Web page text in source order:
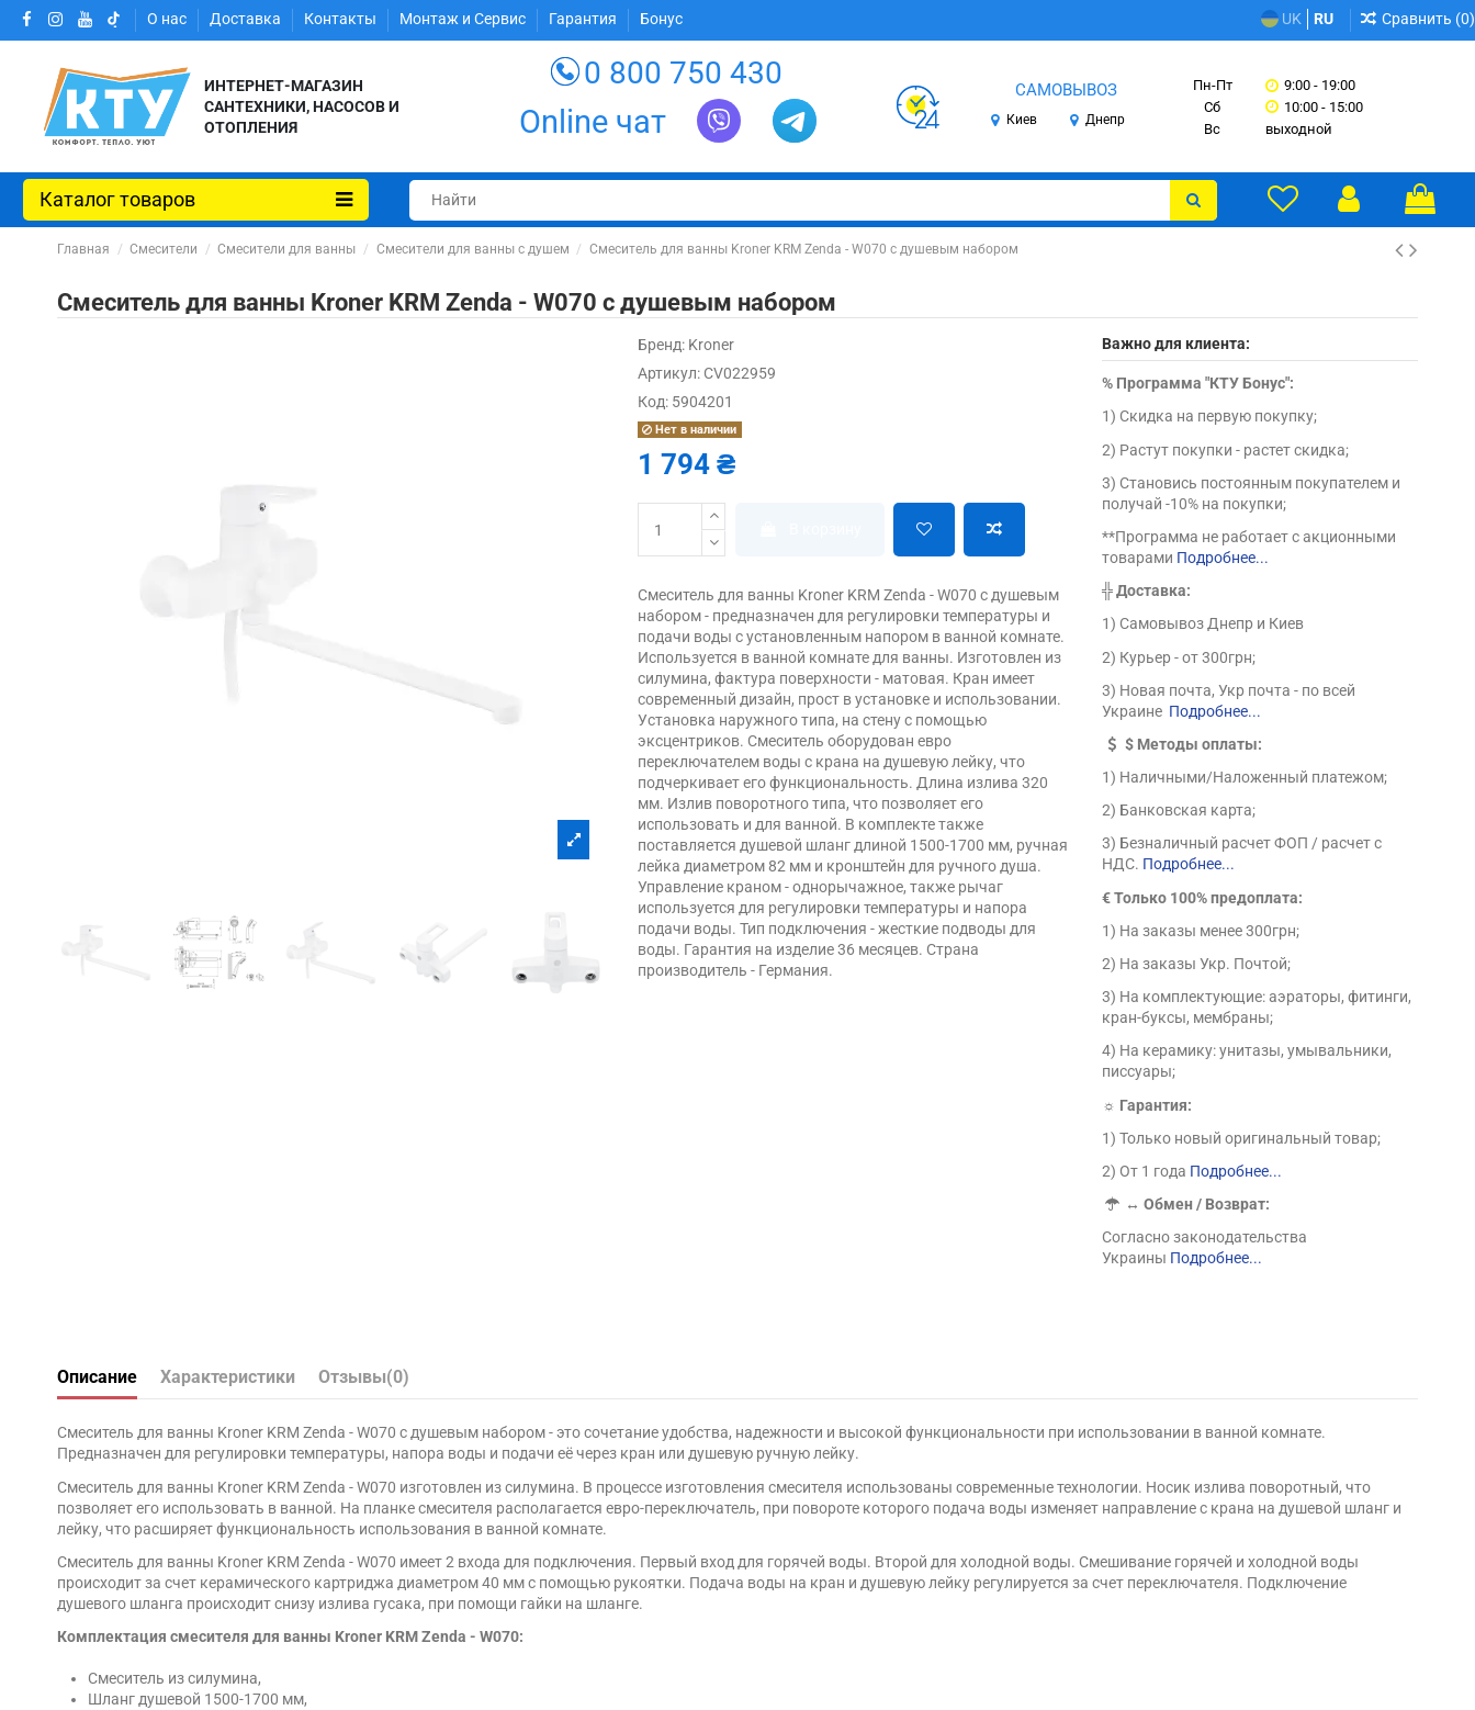
О нас Доставка Контакты Монтаж и Сервис Гарантия Бонус UK RU Сравнить (0)
ИНТЕРНЕТ-МАГАЗИН
САНТЕХНИКИ, НАСОСОВ И
ОТОПЛЕНИЯ
0 800 750 430
Online чат
САМОВЫВОЗ
Киев Днепр
Пн-Пт
Сб
Вс
9:00 - 19:00
10:00 - 15:00
выходной
Каталог товаров
Главная Смесители Смесители для ванны Смесители для ванны с душем Смеситель для ванны Kroner KRM Zenda - W070 с душевым набором
Смеситель для ванны Kroner KRM Zenda - W070 с душевым набором
Бренд: Kroner
Артикул: CV022959
Код: 5904201
Нет в наличии
1 794 ₴
Смеситель для ванны Kroner KRM Zenda - W070 с душевым
набором - предназначен для регулировки температуры и
подачи воды с установленным напором в ванной комнате.
Используется в ванной комнате для ванны. Изготовлен из
силумина, фактура поверхности - матовая. Кран имеет
современный дизайн, прост в установке и использовании.
Установка наружного типа, на стену с помощью
эксцентриков. Смеситель оборудован евро
переключателем воды с крана на душевую лейку, что
подчеркивает его функциональность. Длина излива 320
мм. Излив поворотного типа, что позволяет его
использовать и для ванной. В комплекте также
поставляется душевой шланг длиной 1500-1700 мм, ручная
лейка диаметром 82 мм и кронштейн для ручного душа.
Управление краном - однорычажное, также рычаг
используется для регулировки температуры и напора
подачи воды. Тип подключения - жесткие подводы для
воды. Гарантия на изделие 36 месяцев. Страна
производитель - Германия.
Важно для клиента:
% Программа "КТУ Бонус":
1) Скидка на первую покупку;
2) Растут покупки - растет скидка;
3) Становись постоянным покупателем и
получай -10% на покупки;
**Программа не работает с акционными
товарами Подробнее...
╬Доставка:
1) Самовывоз Днепр и Киев
2) Курьер - от 300грн;
3) Новая почта, Укр почта - по всей
Украине Подробнее...
$ Методы оплаты:
1) Наличными/Наложенный платежом;
2) Банковская карта;
3) Безналичный расчет ФОП / расчет с
НДС. Подробнее...
€ Только 100% предоплата:
1) На заказы менее 300грн;
2) На заказы Укр. Почтой;
3) На комплектующие: аэраторы, фитинги,
кран-буксы, мембраны;
4) На керамику: унитазы, умывальники,
писсуары;
☼ Гарантия:
1) Только новый оригинальный товар;
2) От 1 года Подробнее...
↔Обмен / Возврат:
Согласно законодательства
Украины Подробнее...
Описание Характеристики Отзывы(0)
Смеситель для ванны Kroner KRM Zenda - W070 с душевым набором - это сочетание удобства, надежности и высокой функциональности при использовании в ванной комнате.
Предназначен для регулировки температуры, напора воды и подачи её через кран или душевую ручную лейку.
Смеситель для ванны Kroner KRM Zenda - W070 изготовлен из силумина. В процессе изготовления смесителя использованы современные технологии. Носик излива поворотный, что
позволяет его использовать в ванной. На планке смесителя располагается евро-переключатель, при повороте которого подача воды изменяет направление с крана на душевой шланг и
лейку, что расширяет функциональность использования в ванной комнате.
Смеситель для ванны Kroner KRM Zenda - W070 имеет 2 входа для подключения. Первый вход для горячей воды. Второй для холодной воды. Смешивание горячей и холодной воды
происходит за счет керамического картриджа диаметром 40 мм с помощью рукоятки. Подача воды на кран и душевую лейку регулируется за счет переключателя. Подключение
душевого шланга происходит снизу излива гусака, при помощи гайки на шланге.
Комплектация смесителя для ванны Kroner KRM Zenda - W070:
Смеситель из силумина,
Шланг душевой 1500-1700 мм,